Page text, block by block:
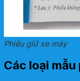
Phiếu giữ xe máy
Các loại